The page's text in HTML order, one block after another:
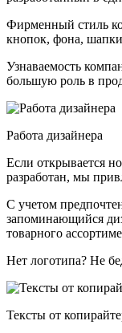
Фирменный стиль
кнопок, фона, шапки
Узнаваемость
большую роль в
Работа дизайнера
Если открывается
разработан, мы
С учетом
запоминающийся
товарного
Нет логотипа? Не
Тексты от